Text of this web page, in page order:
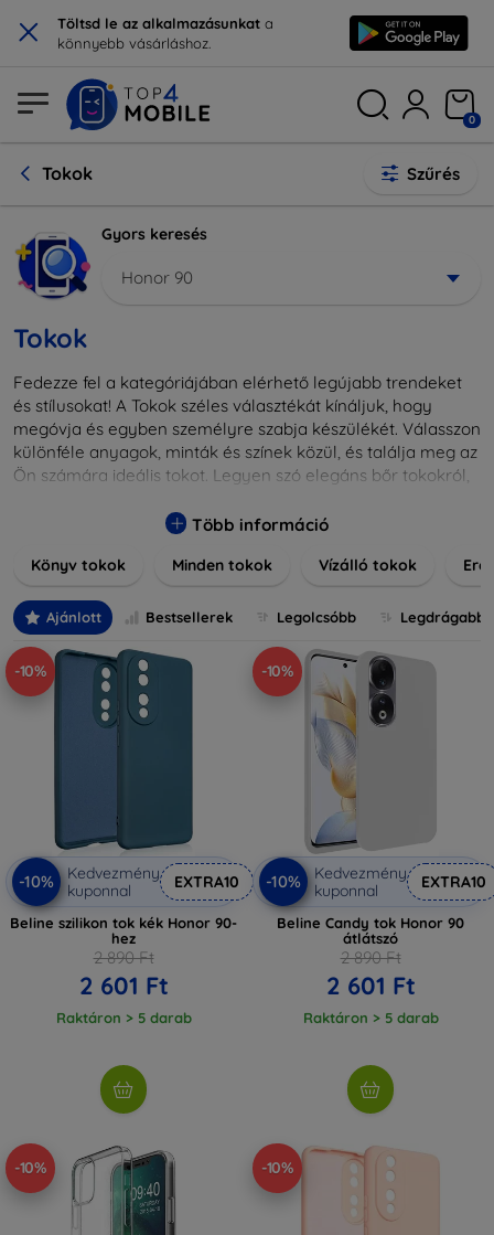
× Töltsd le az alkalmazásunkat a
könnyebb vásárláshoz.
0
Tokok Szűrés
Gyors keresés
Honor 90
Tokok
Fedezze fel a kategóriájában elérhető legújabb trendeket
és stílusokat! A Tokok széles választékát kínáljuk, hogy
megóvja és egyben személyre szabja készülékét. Válasszon
különféle anyagok, minták és színek közül, és találja meg az
Ön számára ideális tokot. Legyen szó elegáns bőr tokokról,
nálunk mindenki megtalálja a stílusához leginkább illő
különlegesebbé eszközeit a tökéletes tokkal!
Több információ
Könyv tokok Minden tokok Vízálló tokok
Ajánlott Bestsellerek Legolcsóbb Legdrágabb
-10%
-10%
Kedvezmény
kuponnal
EXTRA10
Beline szilikon tok kék Honor 90-
hez
2 890 Ft
2 601 Ft
Raktáron > 5 darab
-10%
-10%
Kedvezmény
kuponnal
EXTRA10
Beline Candy tok Honor 90
átlátszó
2 890 Ft
2 601 Ft
Raktáron > 5 darab
-10% -10%